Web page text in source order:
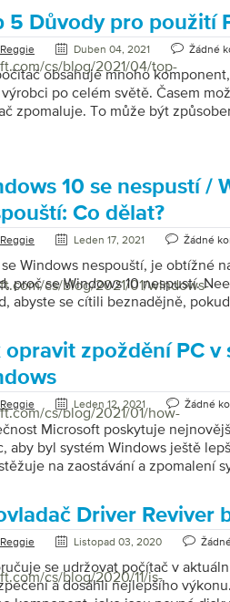
veřejné nenávisti. Netušil, že
jeho kód k tomu, aby každý den
Nejenže jsou reklamy
data a také zpomalují naše
nemůžete uniknout a jedno
poslat na jejich stránky. Také
cs/blog/2021/04/top-
5 Důvody pro použití
Reggie Duben 04, 2021 Žádné
obsahuje mnoho
po celém světě. Časem
zpomaluje. To může být
váš počítač. Tento nástroj může
S pomocí PC Reviver můžete
jako nový. Dodává se s
ovladače Správce odinstalace
[…]
cs/blog/2021/01/windows-
10 se nespustí /
Co dělat?
Reggie Leden 17, 2021 Žádné
Windows nespouští, je obtížné
proč se Windows 10 nespustí.
abyste se cítili beznadějně,
dříve, než bude
metody, které můžete použít k
systému Windows 10.
moci provádět sami. Zde jsou
podniknout, pokud se počítač se
Opravte spuštění systému
cs/blog/2021/01/how-
opravit zpoždění PC v
Reggie Leden 12, 2021 Žádné
Microsoft poskytuje
aby byl systém Windows ještě
na zaostávání a zpomalení
všimli, že váš počítač dříve běžel
Zpoždění v počítači nemusí vést
ale použití pomalého
pouze operačním systémem
dalších důvodů pro zpomalení
cs/blog/2020/11/is-
Driver Reviver
Reggie Listopad 03, 2020
se udržovat počítač v
a dosáhli nejlepšího